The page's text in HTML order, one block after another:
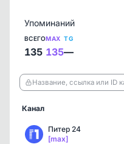
Упоминаний
ВСЕГО
135
MAX
135
TG
—
Название, ссылка или ID
Канал
Питер 24
[max]